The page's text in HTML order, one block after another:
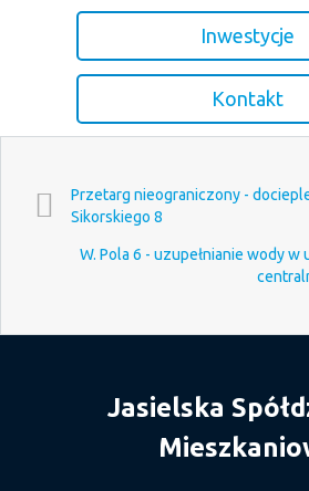
Inwestycje
Kontakt
Przetarg nieograniczony -
Sikorskiego 8
W. Pola 6 - uzupełnianie wody w
Jasielska